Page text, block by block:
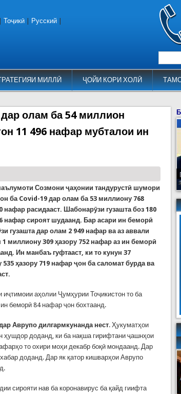
МИЛЛӢ ҶОЙИ КОРИ ХОЛӢ
Тоҷикӣ Русский
олам ба 54 миллион
11 496 нафар мубталои ин
Созмони ҷаҳонии тандурустӣ шумори
ба Covid-19 дар олам ба 53 миллиону 768
нафар расидааст. Шабонарӯзи гузашта боз 180
нафар сироят шудаанд. Бар асари ин беморӣ
гузашта дар олам 2 949 нафар ва аз аввали
миллиону 309 ҳазору 752 нафар аз ин беморӣ
Ин манбаъ гуфтааст, ки то кунун 37
ҳазору 719 нафар ҷон ба саломат бурда ва
аҳолии Ҷумҳурии Тоҷикистон то ба
беморӣ 84 нафар ҷон бохтаанд.
Аврупо дилгармкунанда нест. Ҳукуматҳои
ҳушдор доданд, ки ба нақша гирифтани ҷашнҳои
то охири моҳи декабр боқӣ мондаанд. Дар
доданд. Дар як қатор кишварҳои Аврупо
сирояти нав ба коронавирус ба қайд гиифта